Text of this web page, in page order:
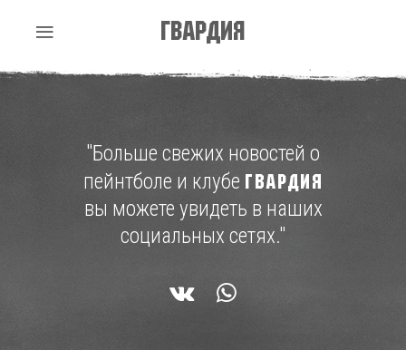
Гвардия
"Больше свежих новостей о
пейнтболе и клубе
ГВАРДИЯ
вы можете увидеть в наших
социальных сетях."